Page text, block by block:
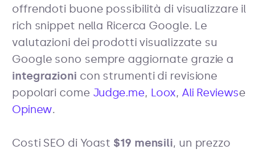
offrendoti buone possibilità di visualizzare il
rich snippet nella Ricerca Google. Le
valutazioni dei prodotti visualizzate su
Google sono sempre aggiornate grazie a
integrazioni con strumenti di revisione
popolari come Judge.me, Loox, Ali Reviewse
Opinew.
Costi SEO di Yoast$19 mensili, un prezzo